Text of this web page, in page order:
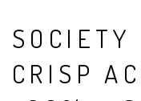
SOCIETY
CRISP